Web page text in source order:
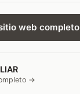
web completo
→